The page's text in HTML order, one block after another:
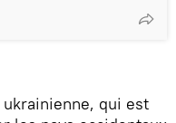
qui est